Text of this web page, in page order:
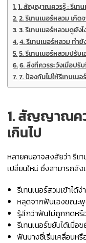
1. สัญญาณควรรู้ : รีเทน
2. รีเทนเนอร์หลวม เกิดจ
3. รีเทนเนอร์หลวมดูยัง
4. รีเทนเนอร์หลวม ทํายั
5. รีเทนเนอร์หลวมปรับเ
6. สิ่งที่ควรระวังเมื่อปรับ
7. ป้องกันไม่ให้รีเทนเน
1. สัญญาณค
เกินไป
หลายคนอาจสงสัยว่า รีเ
เปลี่ยนใหม่ ซึ่งสามารถสั
รีเทนเนอร์สวมเข้าได้
หลุดจากฟันเองขณะพู
รู้สึกว่าฟันไม่ถูกกดหรื
รีเทนเนอร์ขยับได้เมื่อ
ฟันบางซี่เริ่มเคลื่อนห